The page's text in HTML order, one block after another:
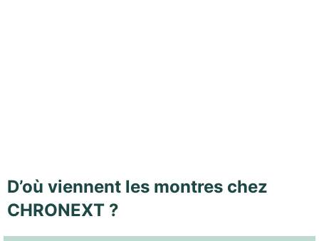
D’où viennent les montres chez
CHRONEXT ?